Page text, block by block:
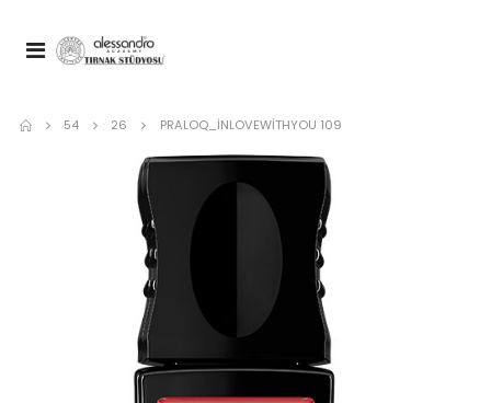
54 26 PRALOQ_INLOVEWITHYOU 109